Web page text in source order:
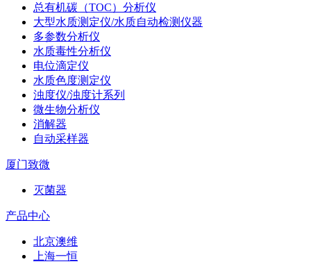
总有机碳（TOC）分析仪
大型水质测定仪/水质自动检测仪器
多参数分析仪
水质毒性分析仪
电位滴定仪
水质色度测定仪
浊度仪/浊度计系列
微生物分析仪
消解器
自动采样器
厦门致微
灭菌器
产品中心
北京澳维
上海一恒